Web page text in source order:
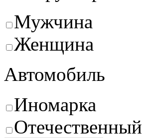
Мужчина
Женщина
Автомобиль
Иномарка
Отечественный